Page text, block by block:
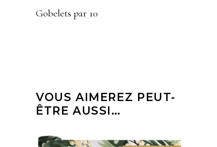
Gobelets par 10
VOUS AIMEREZ PEUT-
ÊTRE AUSSI…